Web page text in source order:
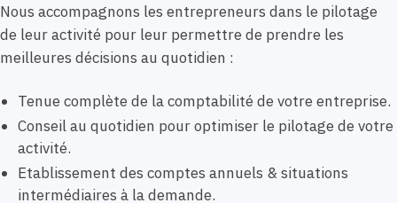
Nous accompagnons les entrepreneurs dans le pilotage
de leur activité pour leur permettre de prendre les
meilleures décisions au quotidien :
Tenue complète de la comptabilité de votre entreprise.
Conseil au quotidien pour optimiser le pilotage de votre
activité.
Etablissement des comptes annuels & situations
intermédiaires à la demande.